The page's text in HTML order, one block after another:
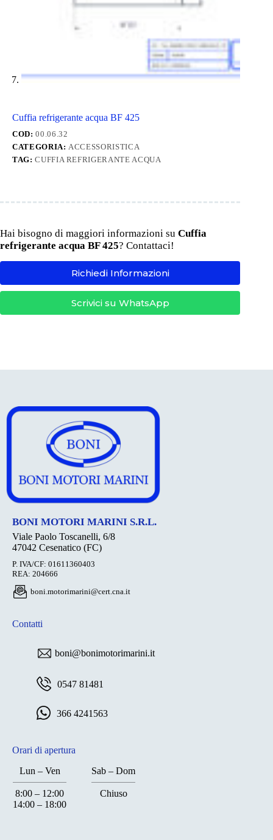
Cuffia refrigerante acqua BF 425
COD:00.06.32
CATEGORIA:ACCESSORISTICA
TAG:CUFFIA REFRIGERANTE ACQUA
Hai bisogno di maggiori informazioni su Cuffia
refrigerante acqua BF 425? Contattaci!
Richiedi Informazioni
Scrivici su WhatsApp
BONI MOTORI MARINI S.R.L.
Viale Paolo Toscanelli, 6/8
47042 Cesenatico (FC)
P. IVA/CF: 01611360403
REA: 204666
boni.motorimarini@cert.cna.it
Contatti
boni@bonimotorimarini.it
0547 81481
366 4241563
Orari di apertura
Lun – Ven
Sab – Dom
8:00 – 12:00
14:00 – 18:00
Chiuso